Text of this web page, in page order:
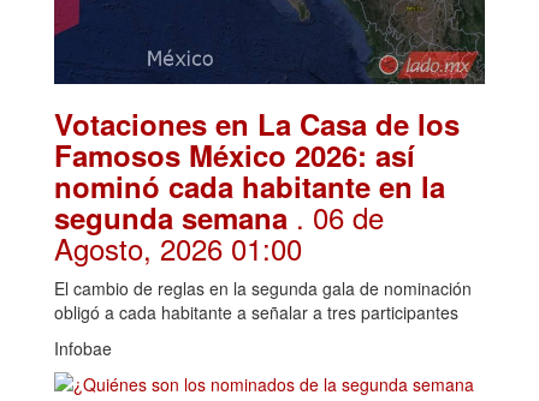
Votaciones en La Casa de los
Famosos México 2026: así
nominó cada habitante en la
segunda semana . 06 de
Agosto, 2026 01:00
El cambio de reglas en la segunda gala de nominación
obligó a cada habitante a señalar a tres participantes
Infobae